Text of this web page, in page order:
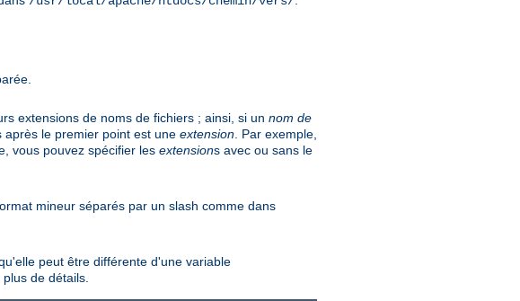
extensions de noms de fichiers ; ainsi, si un nom de
le premier point est une extension . Par exemple,
vous pouvez spécifier les extensions avec ou sans le
mineur séparés par un slash comme dans
peut être différente d'une variable
plus de détails.